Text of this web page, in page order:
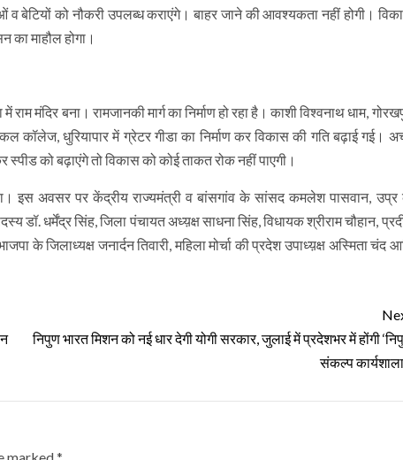
व बेटियों को नौकरी उपलब्ध कराएंगे। बाहर जाने की आवश्यकता नहीं होगी।
का माहौल होगा।
बना। रामजानकी मार्ग का निर्माण हो रहा है। काशी विश्वनाथ धाम,
कॉलेज, धुरियापार में ग्रेटर गीडा का निर्माण कर विकास की गति बढ़ाई गई।
को बढ़ाएंगे तो विकास को कोई ताकत रोक नहीं पाएगी।
इस अवसर पर केंद्रीय राज्यमंत्री व बांसगांव के सांसद कमलेश पासवान,
डॉ. धर्मेंद्र सिंह, जिला पंचायत अध्य़क्ष साधना सिंह, विधायक श्रीराम चौहान,
के जिलाध्यक्ष जनार्दन तिवारी, महिला मोर्चा की प्रदेश उपाध्य़क्ष अस्मिता चंद
निपुण भारत मिशन को नई धार देगी योगी सरकार, जुलाई में प्रदेशभर में होंगी
संकल्प